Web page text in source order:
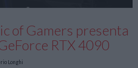
of Gamers presenta
RTX 4090
Longhi